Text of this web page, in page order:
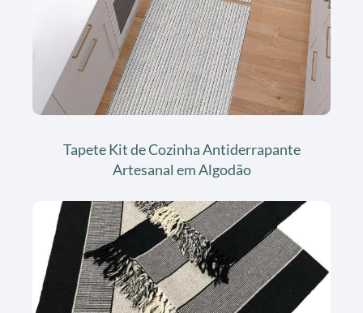
Tapete Kit de Cozinha Antiderrapante
Artesanal em Algodão